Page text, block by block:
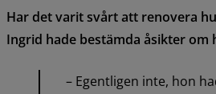
Har det varit svårt att renovera
Ingrid hade bestämda åsikter om
– Egentligen inte, hon